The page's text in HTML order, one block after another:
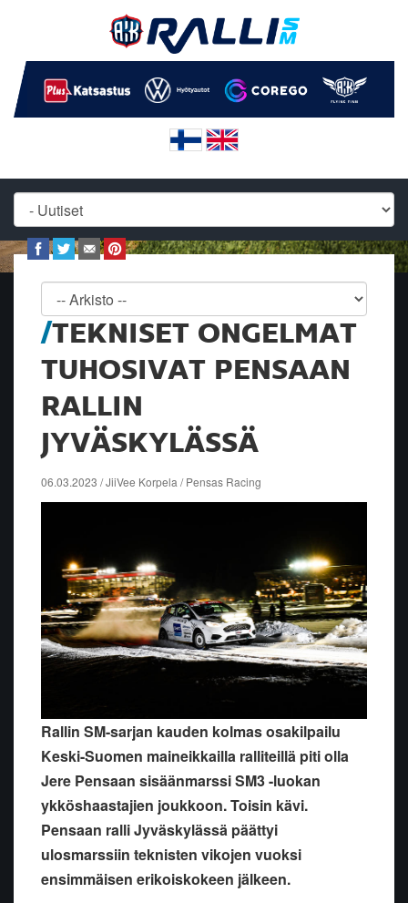
TEKNISET ONGELMAT
TUHOSIVAT PENSAAN
RALLIN
JYVÄSKYLÄSSÄ
06.03.2023 / JiiVee Korpela / Pensas Racing
Rallin SM-sarjan kauden kolmas osakilpailu
Keski-Suomen maineikkailla ralliteillä piti olla
Jere Pensaan sisäänmarssi SM3 -luokan
ykköshaastajien joukkoon. Toisin kävi.
Pensaan ralli Jyväskylässä päättyi
ulosmarssiin teknisten vikojen vuoksi
ensimmäisen erikoiskokeen jälkeen.